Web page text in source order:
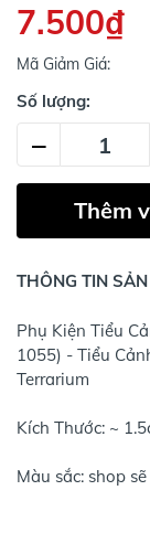
7.500₫
Mã Giảm Giá:
Số lượng:
–
Thêm
THÔNG TIN
Phụ Kiện Tiểu
1055) - Tiểu
Terrarium
Kích Thước: ~
Màu sắc: shop